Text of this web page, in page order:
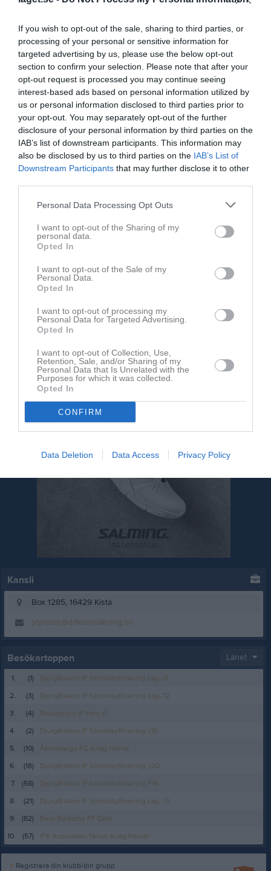
If you wish to opt-out of the sale, sharing to third parties, or
processing of your personal or sensitive information for
targeted advertising by us, please use the below opt-out
section to confirm your selection. Please note that after your
opt-out request is processed you may continue seeing
interest-based ads based on personal information utilized by
us or personal information disclosed to third parties prior to
your opt-out. You may separately opt-out of the further
disclosure of your personal information by third parties on the
IAB’s list of downstream participants. This information may
also be disclosed by us to third parties on the IAB’s List of
Downstream Participants that may further disclose it to other
Personal Data Processing Opt Outs
I want to opt-out of the Sharing of my
personal data.
Opted In
I want to opt-out of the Sale of my
Personal Data.
Opted In
I want to opt-out of processing my
Personal Data for Targeted Advertising.
Opted In
I want to opt-out of Collection, Use,
Retention, Sale, and/or Sharing of my
Personal Data that Is Unrelated with the
Purposes for which it was collected.
Opted In
CONFIRM
Data Deletion Data Access Privacy Policy
Välkomna till laget.se – Här finns viktig information!
Sksk Svart 6 sep 2023
Nyheter från föreningen
NYHET! Anmälan till Skridskoskolan HT-26 är öppen!
Kansli
Box 1285, 16429 Kista
styrelse@difkonstakning.se
Besökartoppen Länet
1. (1)
Djurgårdens IF Ishockeyförening Lag- 11
2.
(3)
Djurgårdens IF Ishockeyförening Lag- 12
3.
(4)
Roslagsbro IF Herr A
4.
(2)
Djurgårdens IF Ishockeyförening J18
5.
(10)
Åkersberga FC A-lag Herrar
6.
(18)
Djurgårdens IF Ishockeyförening J20
7.
(58)
Djurgårdens IF Ishockeyförening F16
8.
(21)
Djurgårdens IF Ishockeyförening Lag- 13
9.
(82)
Bele Barkarby FF Dam
10.
(57) IFK Aspudden-Tellus A-lag Herrar
Registrera din klubb/din grupp